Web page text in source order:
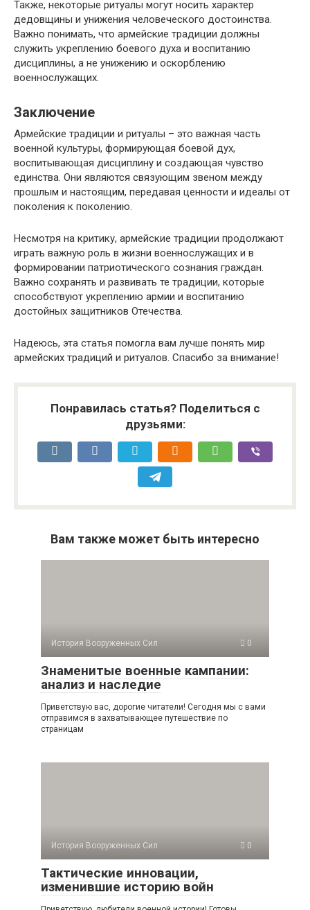
Также, некоторые ритуалы могут носить характер
дедовщины и унижения человеческого достоинства.
Важно понимать, что армейские традиции должны
служить укреплению боевого духа и воспитанию
дисциплины, а не унижению и оскорблению
военнослужащих.
Заключение
Армейские традиции и ритуалы – это важная часть
военной культуры, формирующая боевой дух,
воспитывающая дисциплину и создающая чувство
единства. Они являются связующим звеном между
прошлым и настоящим, передавая ценности и идеалы от
поколения к поколению.
Несмотря на критику, армейские традиции продолжают
играть важную роль в жизни военнослужащих и в
формировании патриотического сознания граждан.
Важно сохранять и развивать те традиции, которые
способствуют укреплению армии и воспитанию
достойных защитников Отечества.
Надеюсь, эта статья помогла вам лучше понять мир
армейских традиций и ритуалов. Спасибо за внимание!
Понравилась статья? Поделиться с
друзьями:
Вам также может быть интересно
История Вооруженных Сил 0
Знаменитые военные кампании:
анализ и наследие
Приветствую вас, дорогие читатели! Сегодня мы с вами
отправимся в захватывающее путешествие по
страницам
История Вооруженных Сил 0
Тактические инновации,
изменившие историю войн